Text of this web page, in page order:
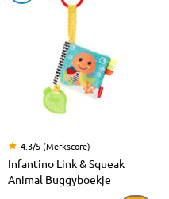
4.3/5 (Merkscore)
Infantino Link & Squeak
Animal Buggyboekje